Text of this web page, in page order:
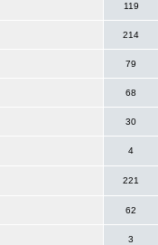
119
214
79
68
30
4
221
62
3